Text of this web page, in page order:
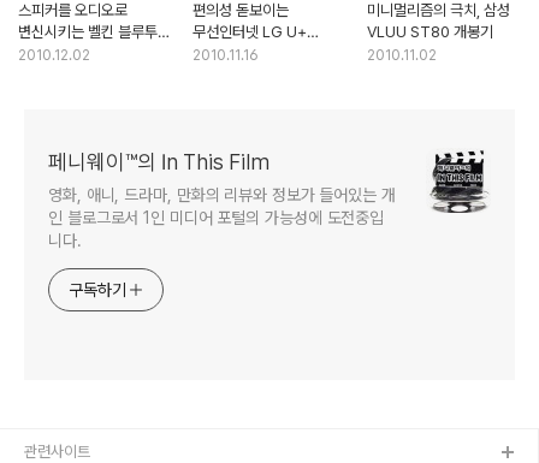
스피커를 오디오로
변신시키는 벨킨 블루투스
뮤직 리시버
2010.12.02
편의성 돋보이는
무선인터넷 LG U+
Wifi100
2010.11.16
미니멀리즘의 극치, 삼성
VLUU ST80 개봉기
2010.11.02
페니웨이™의 In This Film
영화, 애니, 드라마, 만화의 리뷰와 정보가 들어있는 개
인 블로그로서 1인 미디어 포털의 가능성에 도전중입
니다.
구독하기
관련사이트